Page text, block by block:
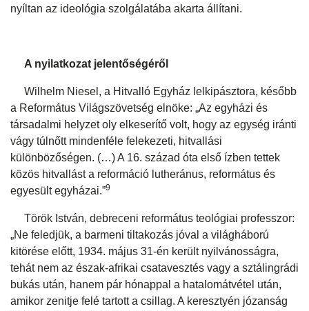
nyíltan az ideológia szolgálatába akarta állítani.
A nyilatkozat jelentőségéről
Wilhelm Niesel, a Hitvalló Egyház lelkipásztora, később
a Református Világszövetség elnöke: „Az egyházi és
társadalmi helyzet oly elkeserítő volt, hogy az egység iránti
vágy túlnőtt mindenféle felekezeti, hitvallási
különbözőségen. (…) A 16. század óta első ízben tettek
közös hitvallást a reformáció lutheránus, református és
egyesült egyházai.”9
Török István, debreceni református teológiai professzor:
„Ne feledjük, a barmeni tiltakozás jóval a világháború
kitörése előtt, 1934. május 31-én került nyilvánosságra,
tehát nem az észak-afrikai csatavesztés vagy a sztálingrádi
bukás után, hanem pár hónappal a hatalomátvétel után,
amikor zenitje felé tartott a csillag. A keresztyén józanság